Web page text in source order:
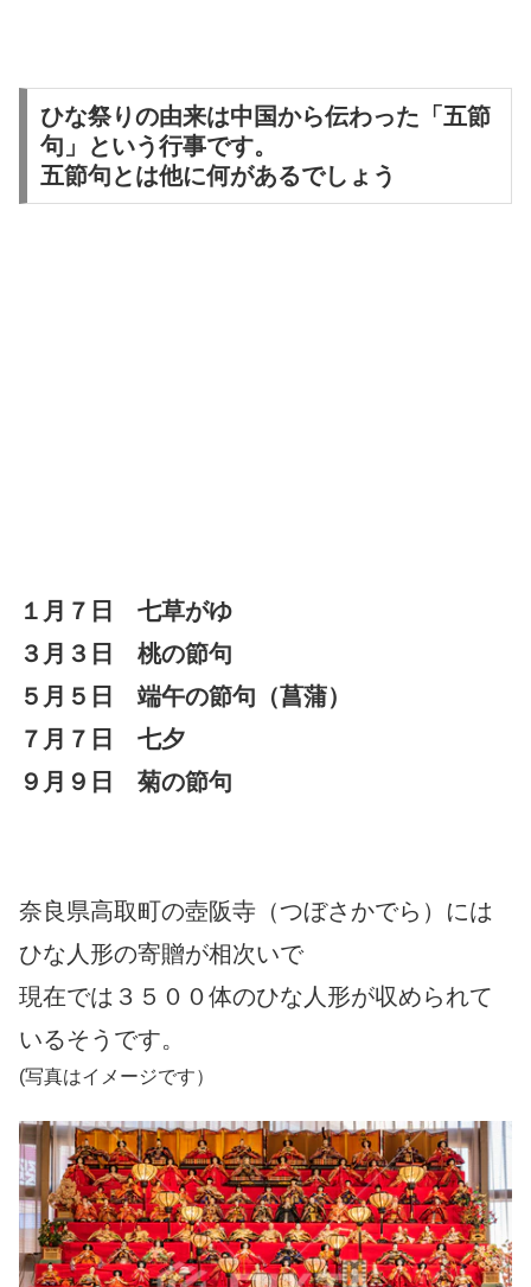
ひな祭りの由来は中国から伝わった「五節
句」という行事です。
五節句とは他に何があるでしょう
１月７日 七草がゆ
３月３日 桃の節句
５月５日 端午の節句（菖蒲）
７月７日 七夕
９月９日 菊の節句
奈良県高取町の壺阪寺（つぼさかでら）には
ひな人形の寄贈が相次いで
現在では３５００体のひな人形が収められて
いるそうです。
(写真はイメージです）